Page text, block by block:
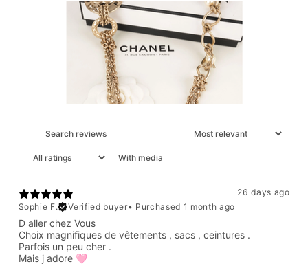
With media
26 days ago
Sophie F.
Verified buyer• Purchased 1 month ago
D aller chez Vous
Choix magnifiques de vêtements , sacs , ceintures .
Parfois un peu cher .
Mais j adore 🩷